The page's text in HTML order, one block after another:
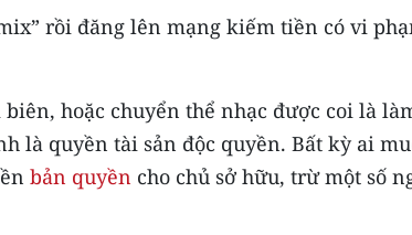
rồi đăng lên mạng kiếm tiền có vi
hoặc chuyển thể nhạc được coi là
là quyền tài sản độc quyền. Bất kỳ ai
bản quyền cho chủ sở hữu, trừ một số